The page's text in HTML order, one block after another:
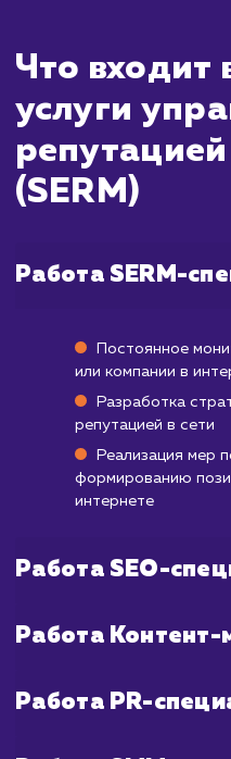
SERM, - это
Результаты в
множества
состояние
могут стать
недель. Но если
количеством
вредоносной
занять от 3 до 6
длительное
SERM, включая